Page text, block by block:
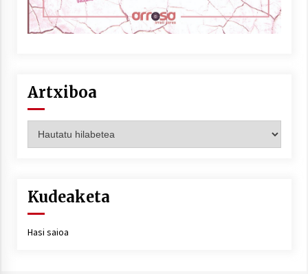
Artxiboa
Kudeaketa
Hasi saioa